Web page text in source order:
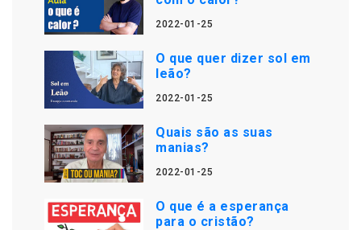
2022-01-25
O que quer dizer sol em
leão?
2022-01-25
Quais são as suas
manias?
2022-01-25
O que é a esperança
para o cristão?